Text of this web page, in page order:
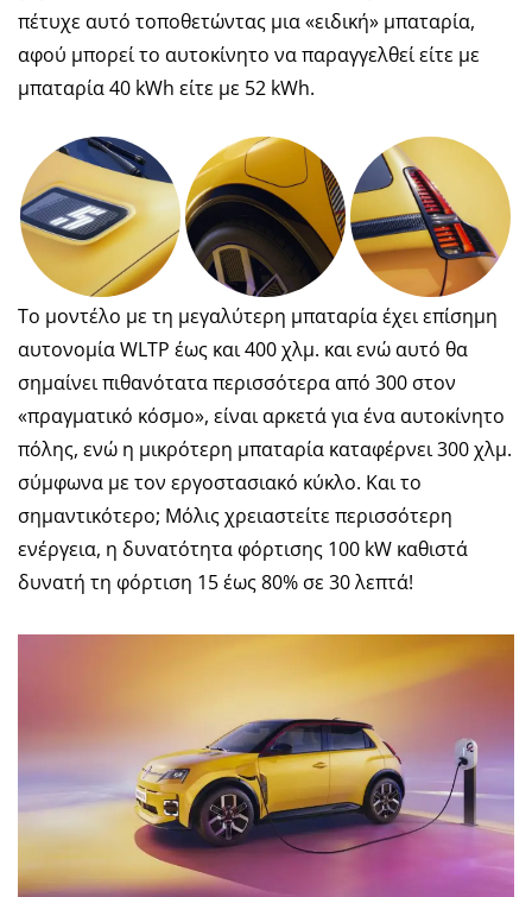
πέτυχε αυτό τοποθετώντας μια «ειδική» μπαταρία,
αφού μπορεί το αυτοκίνητο να παραγγελθεί είτε με
μπαταρία 40 kWh είτε με 52 kWh.
Το μοντέλο με τη μεγαλύτερη μπαταρία έχει επίσημη
αυτονομία WLTP έως και 400 χλμ. και ενώ αυτό θα
σημαίνει πιθανότατα περισσότερα από 300 στον
«πραγματικό κόσμο», είναι αρκετά για ένα αυτοκίνητο
πόλης, ενώ η μικρότερη μπαταρία καταφέρνει 300 χλμ.
σύμφωνα με τον εργοστασιακό κύκλο. Και το
σημαντικότερο; Μόλις χρειαστείτε περισσότερη
ενέργεια, η δυνατότητα φόρτισης 100 kW καθιστά
δυνατή τη φόρτιση 15 έως 80% σε 30 λεπτά!